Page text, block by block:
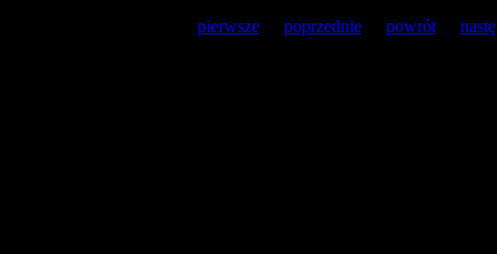
pierwsze] [ poprzednie] [ powrót] [